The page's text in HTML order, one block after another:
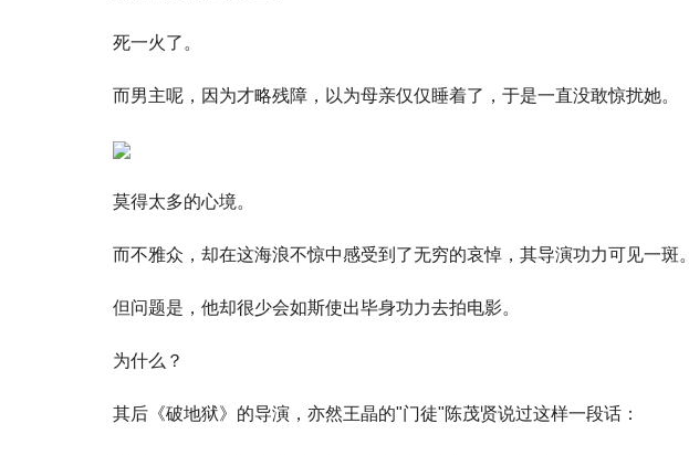
死一火了。
而男主呢，因为才略残障，以为母亲仅仅睡着了，于是一直没敢惊扰她。
莫得太多的心境。
而不雅众，却在这海浪不惊中感受到了无穷的哀悼，其导演功力可见一斑。
但问题是，他却很少会如斯使出毕身功力去拍电影。
为什么？
其后《破地狱》的导演，亦然王晶的"门徒"陈茂贤说过这样一段话：